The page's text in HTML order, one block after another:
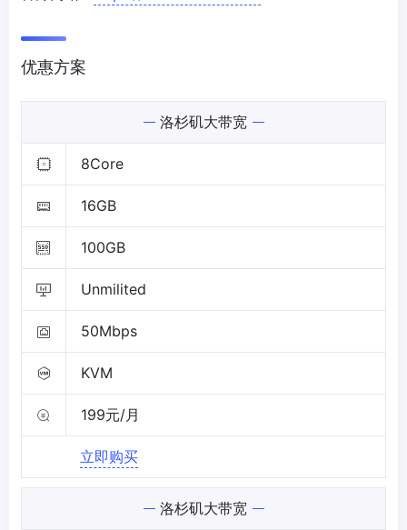
优惠方案
洛杉矶大带宽
8Core
16GB
100GB
Unmilited
50Mbps
KVM
199元/月
立即购买
洛杉矶大带宽